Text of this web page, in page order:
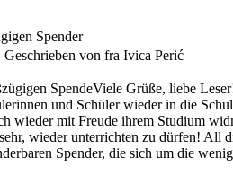
Spender
Geschrieben von fra Ivica Perić
Viele Grüße, liebe
und Schüler wieder in die
wieder mit Freude ihrem Studium
wieder unterrichten zu dürfen! All
Spender, die sich um die